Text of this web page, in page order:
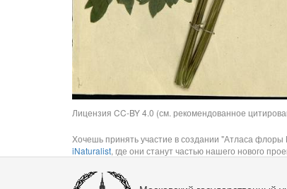
Лицензия CC-BY 4.0 (см. рекомендованное
Хочешь принять участие в создании "Атласа
iNaturalist, где они станут частью нашего нового